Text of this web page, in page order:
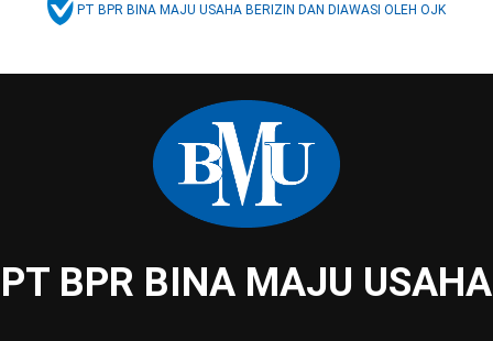
PT BPR BINA MAJU USAHA BERIZIN DAN DIAWASI OLEH OJK
PT BPR BINA MAJU USAHA